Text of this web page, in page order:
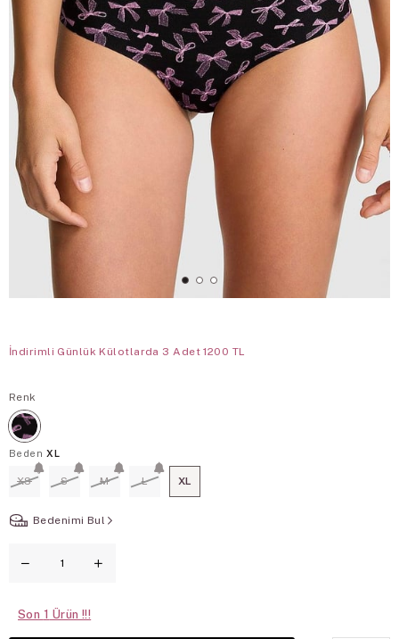
İndirimli Günlük Külotlarda 3 Adet 1200 TL
Renk
Beden XL
XS S M L XL
Bedenimi Bul
Son 1